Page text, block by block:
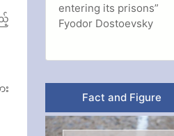
ည့်
entering its prisons”
Fyodor Dostoevsky
Fact and Figure